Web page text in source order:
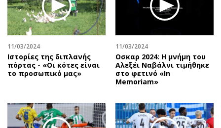
Κόσμος
Παράξενα
Πολιτισμός
Σινεμά
Θέατρο-Χορός
Μουσική
Βιβλίο
Χειρόγραφα
Έξοδος
Εκπομπές
Wine routes
Podcasts
Uncut
Προσωπικότητες στην ''Κ''
Επιστολές
11/03/2024
Ιστορίες της διπλανής
πόρτας - «Οι κότες είναι
το προσωπικό μας»
11/03/2024
Οσκαρ 2024: Η μνήμη του
Αλεξέι Ναβάλνι τιμήθηκε
στο φετινό «In
Memoriam»